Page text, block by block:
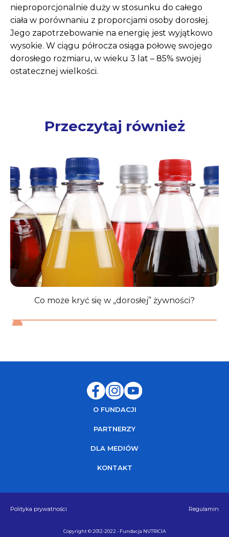
nieproporcjonalnie duży w stosunku do całego
ciała w porównaniu z proporcjami osoby dorosłej.
Jego zapotrzebowanie na energię jest wyjątkowo
wysokie. W ciągu półrocza osiąga połowę swojego
dorosłego rozmiaru, w wieku 3 lat – 85% swojej
ostatecznej wielkości.
Przeczytaj również
Co może kryć się w „dorosłej” żywności?
O FUNDACJI
PARTNERZY
DLA MEDIÓW
KONTAKT
Copyright © 2012-2022 - Fundacja NUTRICIA
Polityka prywatności Regulamin